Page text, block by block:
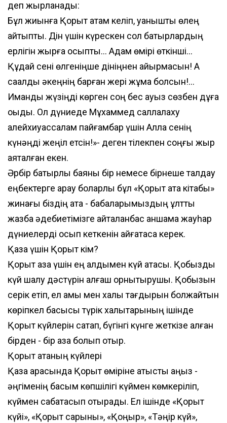
деп жырланады:
Бұл жиынға Қорқыт атам келіп, қуанышты өлең
айтыпты. Дін үшін күрескен сол батырлардың
ерлігін жырға қосыпты... Адам өмірі өткінші...
Құдай сені өлгеніңше дініңнен айырмасын! Ақ
сақалды әкеңнің барған жері жұмақ болсын!...
Иманды жүзіңді көрген соң бес ауыз сөзбен дұға
оқыдық. Ол дүниеде Мұхаммед саллалаху
алейхиуассалам пайғамбар үшін Алла сенің
күнәңді жеңіл етсін!»- деген тілекпен соңғы жыр
аяқталған екен.
Әрбір батырлық баяны бір немесе бірнеше талдау
еңбектерге арқау боларлық бұл «Қорқыт ата кітабы»
жинағы біздің ата - бабаларымыздың ұлттық
жазба әдебиетімізге қайталанбас қаншама жауһар
дүниелерді қосып кеткенін айғақтаса керек.
Қазақ үшін Қорқыт кім?
Қорқыт қазақ үшін ең алдымен күй атасы. Қобызды
күй шалу дәстүрін алғаш орнықтырушы. Қобызын
серік етіп, ел қамы мен халық тағдырын болжайтын
көріпкел бақсысы түрік халықтарының ішінде
Қорқыт күйлерін сақтап, бүгінгі күнге жеткізе алған
бірден - бір қазақ болып отыр.
Қорқыт атаның күйлері
Қазақ арасында Қорқыт өміріне қатысты аңыз -
әңгіменің басым көпшілігі күймен көмкеріліп,
күймен сабақтасып отырады. Ел ішінде «Қорқыт
күйі», «Қорқыт сарыны», «Қоңыр», «Тәңір күй»,